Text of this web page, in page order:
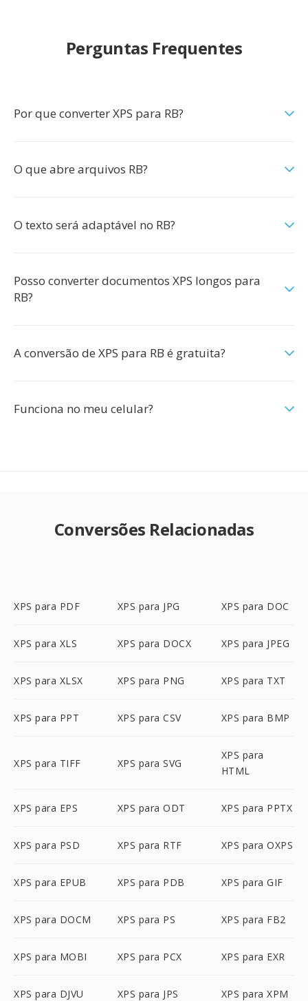
Perguntas Frequentes
Por que converter XPS para RB?
O que abre arquivos RB?
O texto será adaptável no RB?
Posso converter documentos XPS longos para
RB?
A conversão de XPS para RB é gratuita?
Funciona no meu celular?
Conversões Relacionadas
XPS para PDF XPS para JPG XPS para DOC
XPS para XLS XPS para DOCX XPS para JPEG
XPS para XLSX XPS para PNG XPS para TXT
XPS para PPT XPS para CSV XPS para BMP
XPS para TIFF XPS para SVG
XPS para
HTML
XPS para EPS XPS para ODT XPS para PPTX
XPS para PSD XPS para RTF XPS para OXPS
XPS para EPUB XPS para PDB XPS para GIF
XPS para DOCM XPS para PS XPS para FB2
XPS para MOBI XPS para PCX XPS para EXR
XPS para DJVU XPS para JPS XPS para XPM